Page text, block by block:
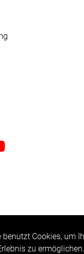
benutzt Cookies, um
zu